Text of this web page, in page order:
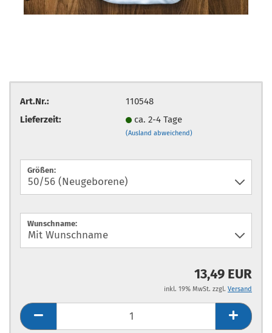
Art.Nr.:
110548
Lieferzeit:
ca. 2-4 Tage
(Ausland abweichend)
Größen:
Wunschname:
13,49 EUR
inkl. 19% MwSt. zzgl. Versand